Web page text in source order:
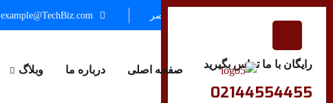
رایگان با ما تماس بگیرید
02144554455
example@TechBiz.com
صفحه اصلی درباره ما وبلاگ